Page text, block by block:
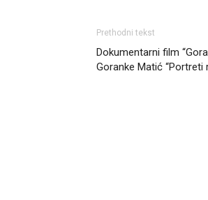
Prethodni tekst
Dokumentarni film
Goranke Matić “Portreti